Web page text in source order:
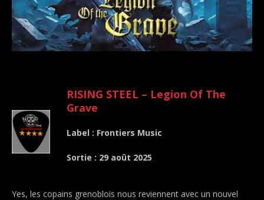
RISING STEEL – Legion Of The
Grave
Label : Frontiers Music
Sortie : 29 août 2025
Yes, les copains grenoblois nous reviennent avec un nouvel